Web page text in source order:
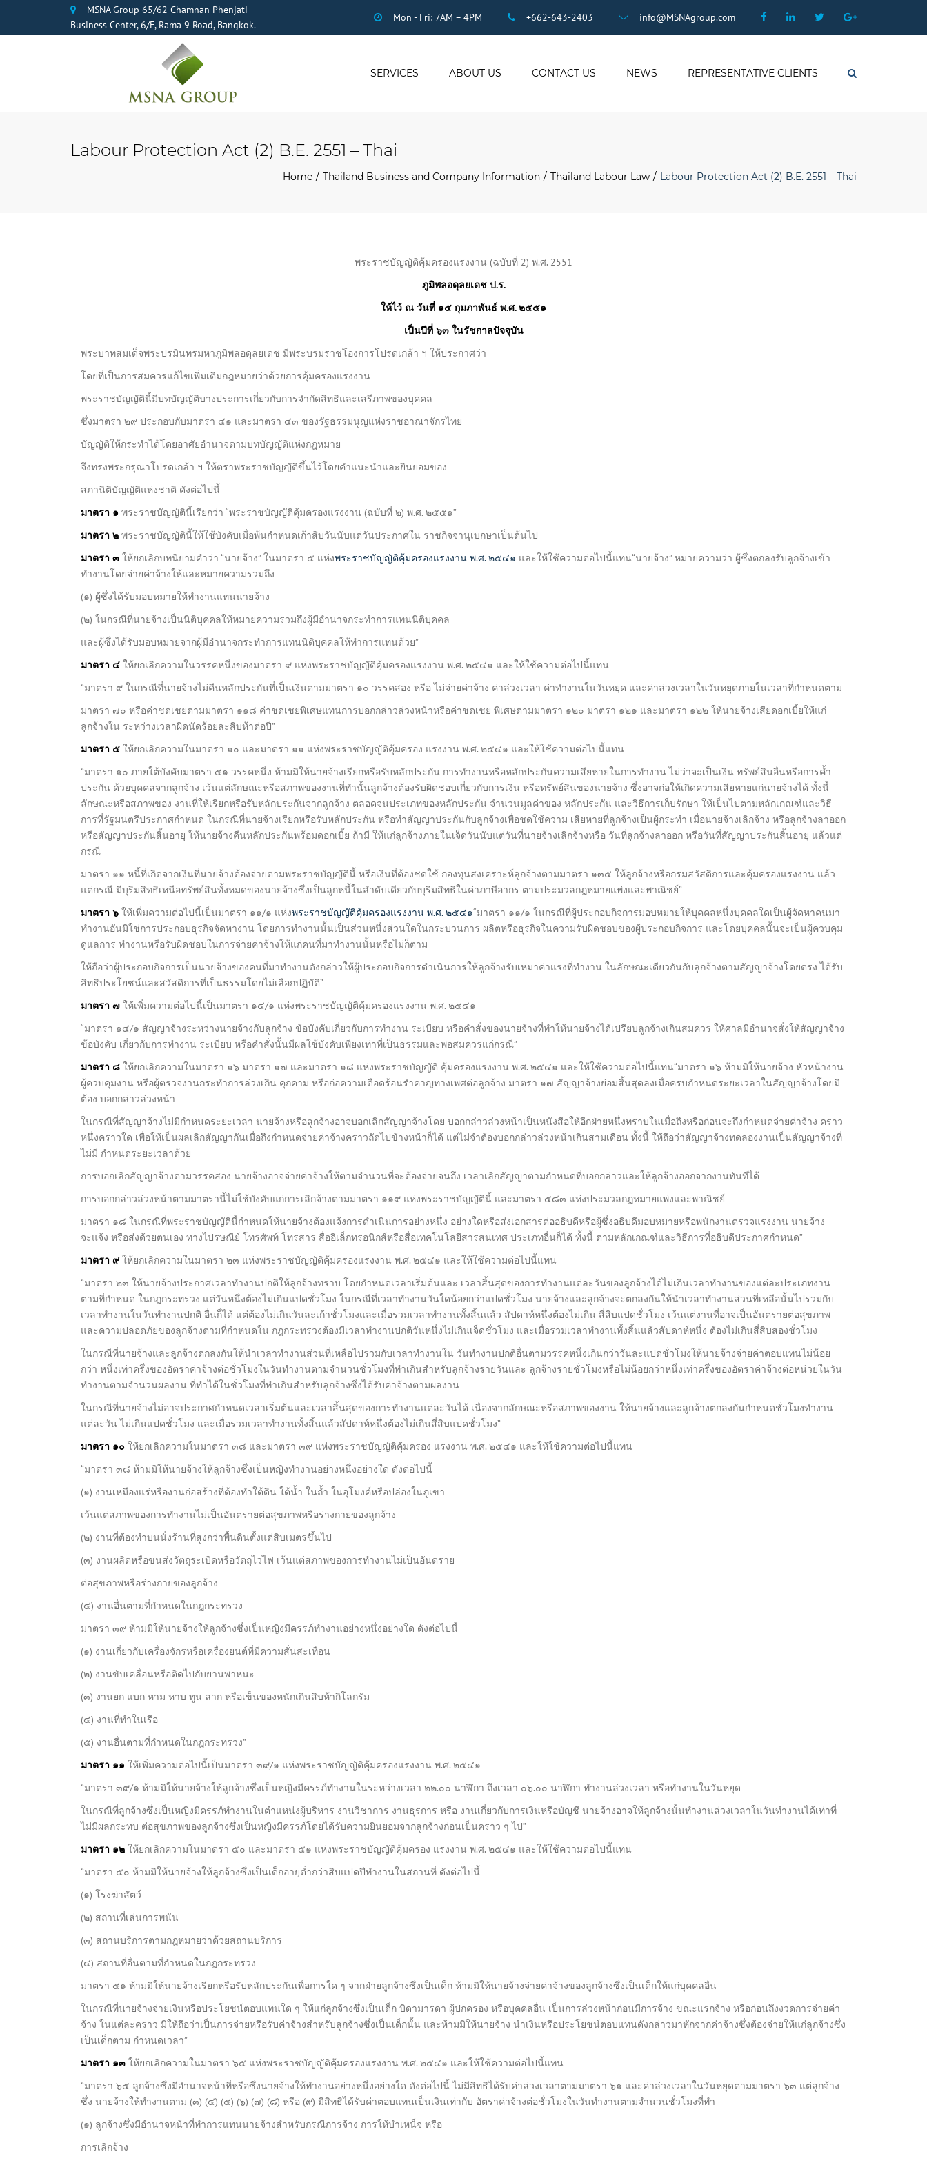
MSNA Group 65/62 Chamnan Phenjati
Business Center, 6/F, Rama 9 Road, Bangkok.
Mon - Fri: 7AM – 4PM +662-643-2403 info@MSNAgroup.com FacebookLinkedin TwitterGoogle
SERVICES
DUE DILIGENCE
REGISTRATION
STAFF OUTSOURCING
BOI COMPANY
ABOUT US CONTACT US NEWS REPRESENTATIVE CLIENTS
Labour Protection Act (2) B.E. 2551 – Thai
Home Thailand Business and Company Information Thailand Labour Law Labour Protection Act (2) B.E. 2551 – Thai
พระราชบัญญัติคุ้มครองแรงงาน (ฉบับที่ 2) พ.ศ. 2551
ภูมิพลอดุลยเดช ป.ร.
ให้ไว้ ณ วันที่ ๑๕ กุมภาพันธ์ พ.ศ. ๒๕๕๑
เป็นปีที่ ๖๓ ในรัชกาลปัจจุบัน
พระบาทสมเด็จพระปรมินทรมหาภูมิพลอดุลยเดช มีพระบรมราชโองการโปรดเกล้า ฯ ให้ประกาศว่า
โดยที่เป็นการสมควรแก้ไขเพิ่มเติมกฎหมายว่าด้วยการคุ้มครองแรงงาน
พระราชบัญญัตินี้มีบทบัญญัติบางประการเกี่ยวกับการจำกัดสิทธิและเสรีภาพของบุคคล
ซึ่งมาตรา ๒๙ ประกอบกับมาตรา ๔๑ และมาตรา ๔๓ ของรัฐธรรมนูญแห่งราชอาณาจักรไทย
บัญญัติให้กระทำได้โดยอาศัยอำนาจตามบทบัญญัติแห่งกฎหมาย
จึงทรงพระกรุณาโปรดเกล้า ฯ ให้ตราพระราชบัญญัติขึ้นไว้โดยคำแนะนำและยินยอมของ
สภานิติบัญญัติแห่งชาติ ดังต่อไปนี้
มาตรา ๑ พระราชบัญญัตินี้เรียกว่า “พระราชบัญญัติคุ้มครองแรงงาน (ฉบับที่ ๒) พ.ศ. ๒๕๕๑”
มาตรา ๒ พระราชบัญญัตินี้ให้ใช้บังคับเมื่อพ้นกำหนดเก้าสิบวันนับแต่วันประกาศใน ราชกิจจานุเบกษาเป็นต้นไป
มาตรา ๓ ให้ยกเลิกบทนิยามคำว่า “นายจ้าง” ในมาตรา ๕ แห่งพระราชบัญญัติคุ้มครองแรงงาน พ.ศ. ๒๕๔๑ และให้ใช้ความต่อไปนี้แทน“นายจ้าง” หมายความว่า ผู้ซึ่งตกลงรับลูกจ้างเข้า
ทำงานโดยจ่ายค่าจ้างให้และหมายความรวมถึง
(๑) ผู้ซึ่งได้รับมอบหมายให้ทำงานแทนนายจ้าง
(๒) ในกรณีที่นายจ้างเป็นนิติบุคคลให้หมายความรวมถึงผู้มีอำนาจกระทำการแทนนิติบุคคล
และผู้ซึ่งได้รับมอบหมายจากผู้มีอำนาจกระทำการแทนนิติบุคคลให้ทำการแทนด้วย”
มาตรา ๔ ให้ยกเลิกความในวรรคหนึ่งของมาตรา ๙ แห่งพระราชบัญญัติคุ้มครองแรงงาน พ.ศ. ๒๕๔๑ และให้ใช้ความต่อไปนี้แทน
“มาตรา ๙ ในกรณีที่นายจ้างไม่คืนหลักประกันที่เป็นเงินตามมาตรา ๑๐ วรรคสอง หรือ ไม่จ่ายค่าจ้าง ค่าล่วงเวลา ค่าทำงานในวันหยุด และค่าล่วงเวลาในวันหยุดภายในเวลาที่กำหนดตาม
มาตรา ๗๐ หรือค่าชดเชยตามมาตรา ๑๑๘ ค่าชดเชยพิเศษแทนการบอกกล่าวล่วงหน้าหรือค่าชดเชย พิเศษตามมาตรา ๑๒๐ มาตรา ๑๒๑ และมาตรา ๑๒๒ ให้นายจ้างเสียดอกเบี้ยให้แก่
ลูกจ้างใน ระหว่างเวลาผิดนัดร้อยละสิบห้าต่อปี”
มาตรา ๕ ให้ยกเลิกความในมาตรา ๑๐ และมาตรา ๑๑ แห่งพระราชบัญญัติคุ้มครอง แรงงาน พ.ศ. ๒๕๔๑ และให้ใช้ความต่อไปนี้แทน
“มาตรา ๑๐ ภายใต้บังคับมาตรา ๕๑ วรรคหนึ่ง ห้ามมิให้นายจ้างเรียกหรือรับหลักประกัน การทำงานหรือหลักประกันความเสียหายในการทำงาน ไม่ว่าจะเป็นเงิน ทรัพย์สินอื่นหรือการค้ำ
ประกัน ด้วยบุคคลจากลูกจ้าง เว้นแต่ลักษณะหรือสภาพของงานที่ทำนั้นลูกจ้างต้องรับผิดชอบเกี่ยวกับการเงิน หรือทรัพย์สินของนายจ้าง ซึ่งอาจก่อให้เกิดความเสียหายแก่นายจ้างได้ ทั้งนี้
ลักษณะหรือสภาพของ งานที่ให้เรียกหรือรับหลักประกันจากลูกจ้าง ตลอดจนประเภทของหลักประกัน จำนวนมูลค่าของ หลักประกัน และวิธีการเก็บรักษา ให้เป็นไปตามหลักเกณฑ์และวิธี
การที่รัฐมนตรีประกาศกำหนด ในกรณีที่นายจ้างเรียกหรือรับหลักประกัน หรือทำสัญญาประกันกับลูกจ้างเพื่อชดใช้ความ เสียหายที่ลูกจ้างเป็นผู้กระทำ เมื่อนายจ้างเลิกจ้าง หรือลูกจ้างลาออก
หรือสัญญาประกันสิ้นอายุ ให้นายจ้างคืนหลักประกันพร้อมดอกเบี้ย ถ้ามี ให้แก่ลูกจ้างภายในเจ็ดวันนับแต่วันที่นายจ้างเลิกจ้างหรือ วันที่ลูกจ้างลาออก หรือวันที่สัญญาประกันสิ้นอายุ แล้วแต่
กรณี
มาตรา ๑๑ หนี้ที่เกิดจากเงินที่นายจ้างต้องจ่ายตามพระราชบัญญัตินี้ หรือเงินที่ต้องชดใช้ กองทุนสงเคราะห์ลูกจ้างตามมาตรา ๑๓๕ ให้ลูกจ้างหรือกรมสวัสดิการและคุ้มครองแรงงาน แล้ว
แต่กรณี มีบุริมสิทธิเหนือทรัพย์สินทั้งหมดของนายจ้างซึ่งเป็นลูกหนี้ในลำดับเดียวกับบุริมสิทธิในค่าภาษีอากร ตามประมวลกฎหมายแพ่งและพาณิชย์”
มาตรา ๖ ให้เพิ่มความต่อไปนี้เป็นมาตรา ๑๑/๑ แห่งพระราชบัญญัติคุ้มครองแรงงาน พ.ศ. ๒๕๔๑“มาตรา ๑๑/๑ ในกรณีที่ผู้ประกอบกิจการมอบหมายให้บุคคลหนึ่งบุคคลใดเป็นผู้จัดหาคนมา
ทำงานอันมิใช่การประกอบธุรกิจจัดหางาน โดยการทำงานนั้นเป็นส่วนหนึ่งส่วนใดในกระบวนการ ผลิตหรือธุรกิจในความรับผิดชอบของผู้ประกอบกิจการ และโดยบุคคลนั้นจะเป็นผู้ควบคุม
ดูแลการ ทำงานหรือรับผิดชอบในการจ่ายค่าจ้างให้แก่คนที่มาทำงานนั้นหรือไม่ก็ตาม
ให้ถือว่าผู้ประกอบกิจการเป็นนายจ้างของคนที่มาทำงานดังกล่าวให้ผู้ประกอบกิจการดำเนินการให้ลูกจ้างรับเหมาค่าแรงที่ทำงาน ในลักษณะเดียวกันกับลูกจ้างตามสัญญาจ้างโดยตรง ได้รับ
สิทธิประโยชน์และสวัสดิการที่เป็นธรรมโดยไม่เลือกปฏิบัติ”
มาตรา ๗ ให้เพิ่มความต่อไปนี้เป็นมาตรา ๑๔/๑ แห่งพระราชบัญญัติคุ้มครองแรงงาน พ.ศ. ๒๕๔๑
“มาตรา ๑๔/๑ สัญญาจ้างระหว่างนายจ้างกับลูกจ้าง ข้อบังคับเกี่ยวกับการทำงาน ระเบียบ หรือคำสั่งของนายจ้างที่ทำให้นายจ้างได้เปรียบลูกจ้างเกินสมควร ให้ศาลมีอำนาจสั่งให้สัญญาจ้าง
ข้อบังคับ เกี่ยวกับการทำงาน ระเบียบ หรือคำสั่งนั้นมีผลใช้บังคับเพียงเท่าที่เป็นธรรมและพอสมควรแก่กรณี”
มาตรา ๘ ให้ยกเลิกความในมาตรา ๑๖ มาตรา ๑๗ และมาตรา ๑๘ แห่งพระราชบัญญัติ คุ้มครองแรงงาน พ.ศ. ๒๕๔๑ และให้ใช้ความต่อไปนี้แทน“มาตรา ๑๖ ห้ามมิให้นายจ้าง หัวหน้างาน
ผู้ควบคุมงาน หรือผู้ตรวจงานกระทำการล่วงเกิน คุกคาม หรือก่อความเดือดร้อนรำคาญทางเพศต่อลูกจ้าง มาตรา ๑๗ สัญญาจ้างย่อมสิ้นสุดลงเมื่อครบกำหนดระยะเวลาในสัญญาจ้างโดยมิ
ต้อง บอกกล่าวล่วงหน้า
ในกรณีที่สัญญาจ้างไม่มีกำหนดระยะเวลา นายจ้างหรือลูกจ้างอาจบอกเลิกสัญญาจ้างโดย บอกกล่าวล่วงหน้าเป็นหนังสือให้อีกฝ่ายหนึ่งทราบในเมื่อถึงหรือก่อนจะถึงกำหนดจ่ายค่าจ้าง คราว
หนึ่งคราวใด เพื่อให้เป็นผลเลิกสัญญากันเมื่อถึงกำหนดจ่ายค่าจ้างคราวถัดไปข้างหน้าก็ได้ แต่ไม่จำต้องบอกกล่าวล่วงหน้าเกินสามเดือน ทั้งนี้ ให้ถือว่าสัญญาจ้างทดลองงานเป็นสัญญาจ้างที่
ไม่มี กำหนดระยะเวลาด้วย
การบอกเลิกสัญญาจ้างตามวรรคสอง นายจ้างอาจจ่ายค่าจ้างให้ตามจำนวนที่จะต้องจ่ายจนถึง เวลาเลิกสัญญาตามกำหนดที่บอกกล่าวและให้ลูกจ้างออกจากงานทันทีได้
การบอกกล่าวล่วงหน้าตามมาตรานี้ไม่ใช้บังคับแก่การเลิกจ้างตามมาตรา ๑๑๙ แห่งพระราชบัญญัตินี้ และมาตรา ๕๘๓ แห่งประมวลกฎหมายแพ่งและพาณิชย์
มาตรา ๑๘ ในกรณีที่พระราชบัญญัตินี้กำหนดให้นายจ้างต้องแจ้งการดำเนินการอย่างหนึ่ง อย่างใดหรือส่งเอกสารต่ออธิบดีหรือผู้ซึ่งอธิบดีมอบหมายหรือพนักงานตรวจแรงงาน นายจ้าง
จะแจ้ง หรือส่งด้วยตนเอง ทางไปรษณีย์ โทรศัพท์ โทรสาร สื่ออิเล็กทรอนิกส์หรือสื่อเทคโนโลยีสารสนเทศ ประเภทอื่นก็ได้ ทั้งนี้ ตามหลักเกณฑ์และวิธีการที่อธิบดีประกาศกำหนด”
มาตรา ๙ ให้ยกเลิกความในมาตรา ๒๓ แห่งพระราชบัญญัติคุ้มครองแรงงาน พ.ศ. ๒๕๔๑ และให้ใช้ความต่อไปนี้แทน
“มาตรา ๒๓ ให้นายจ้างประกาศเวลาทำงานปกติให้ลูกจ้างทราบ โดยกำหนดเวลาเริ่มต้นและ เวลาสิ้นสุดของการทำงานแต่ละวันของลูกจ้างได้ไม่เกินเวลาทำงานของแต่ละประเภทงาน
ตามที่กำหนด ในกฎกระทรวง แต่วันหนึ่งต้องไม่เกินแปดชั่วโมง ในกรณีที่เวลาทำงานวันใดน้อยกว่าแปดชั่วโมง นายจ้างและลูกจ้างจะตกลงกันให้นำเวลาทำงานส่วนที่เหลือนั้นไปรวมกับ
เวลาทำงานในวันทำงานปกติ อื่นก็ได้ แต่ต้องไม่เกินวันละเก้าชั่วโมงและเมื่อรวมเวลาทำงานทั้งสิ้นแล้ว สัปดาห์หนึ่งต้องไม่เกิน สี่สิบแปดชั่วโมง เว้นแต่งานที่อาจเป็นอันตรายต่อสุขภาพ
และความปลอดภัยของลูกจ้างตามที่กำหนดใน กฎกระทรวงต้องมีเวลาทำงานปกติวันหนึ่งไม่เกินเจ็ดชั่วโมง และเมื่อรวมเวลาทำงานทั้งสิ้นแล้วสัปดาห์หนึ่ง ต้องไม่เกินสี่สิบสองชั่วโมง
ในกรณีที่นายจ้างและลูกจ้างตกลงกันให้นำเวลาทำงานส่วนที่เหลือไปรวมกับเวลาทำงานใน วันทำงานปกติอื่นตามวรรคหนึ่งเกินกว่าวันละแปดชั่วโมงให้นายจ้างจ่ายค่าตอบแทนไม่น้อย
กว่า หนึ่งเท่าครึ่งของอัตราค่าจ้างต่อชั่วโมงในวันทำงานตามจำนวนชั่วโมงที่ทำเกินสำหรับลูกจ้างรายวันและ ลูกจ้างรายชั่วโมงหรือไม่น้อยกว่าหนึ่งเท่าครึ่งของอัตราค่าจ้างต่อหน่วยในวัน
ทำงานตามจำนวนผลงาน ที่ทำได้ในชั่วโมงที่ทำเกินสำหรับลูกจ้างซึ่งได้รับค่าจ้างตามผลงาน
ในกรณีที่นายจ้างไม่อาจประกาศกำหนดเวลาเริ่มต้นและเวลาสิ้นสุดของการทำงานแต่ละวันได้ เนื่องจากลักษณะหรือสภาพของงาน ให้นายจ้างและลูกจ้างตกลงกันกำหนดชั่วโมงทำงาน
แต่ละวัน ไม่เกินแปดชั่วโมง และเมื่อรวมเวลาทำงานทั้งสิ้นแล้วสัปดาห์หนึ่งต้องไม่เกินสี่สิบแปดชั่วโมง”
มาตรา ๑๐ ให้ยกเลิกความในมาตรา ๓๘ และมาตรา ๓๙ แห่งพระราชบัญญัติคุ้มครอง แรงงาน พ.ศ. ๒๕๔๑ และให้ใช้ความต่อไปนี้แทน
“มาตรา ๓๘ ห้ามมิให้นายจ้างให้ลูกจ้างซึ่งเป็นหญิงทำงานอย่างหนึ่งอย่างใด ดังต่อไปนี้
(๑) งานเหมืองแร่หรืองานก่อสร้างที่ต้องทำใต้ดิน ใต้น้ำ ในถ้ำ ในอุโมงค์หรือปล่องในภูเขา
เว้นแต่สภาพของการทำงานไม่เป็นอันตรายต่อสุขภาพหรือร่างกายของลูกจ้าง
(๒) งานที่ต้องทำบนนั่งร้านที่สูงกว่าพื้นดินตั้งแต่สิบเมตรขึ้นไป
(๓) งานผลิตหรือขนส่งวัตถุระเบิดหรือวัตถุไวไฟ เว้นแต่สภาพของการทำงานไม่เป็นอันตราย
ต่อสุขภาพหรือร่างกายของลูกจ้าง
(๔) งานอื่นตามที่กำหนดในกฎกระทรวง
มาตรา ๓๙ ห้ามมิให้นายจ้างให้ลูกจ้างซึ่งเป็นหญิงมีครรภ์ทำงานอย่างหนึ่งอย่างใด ดังต่อไปนี้
(๑) งานเกี่ยวกับเครื่องจักรหรือเครื่องยนต์ที่มีความสั่นสะเทือน
(๒) งานขับเคลื่อนหรือติดไปกับยานพาหนะ
(๓) งานยก แบก หาม หาบ ทูน ลาก หรือเข็นของหนักเกินสิบห้ากิโลกรัม
(๔) งานที่ทำในเรือ
(๕) งานอื่นตามที่กำหนดในกฎกระทรวง”
มาตรา ๑๑ ให้เพิ่มความต่อไปนี้เป็นมาตรา ๓๙/๑ แห่งพระราชบัญญัติคุ้มครองแรงงาน พ.ศ. ๒๕๔๑
“มาตรา ๓๙/๑ ห้ามมิให้นายจ้างให้ลูกจ้างซึ่งเป็นหญิงมีครรภ์ทำงานในระหว่างเวลา ๒๒.๐๐ นาฬิกา ถึงเวลา ๐๖.๐๐ นาฬิกา ทำงานล่วงเวลา หรือทำงานในวันหยุด
ในกรณีที่ลูกจ้างซึ่งเป็นหญิงมีครรภ์ทำงานในตำแหน่งผู้บริหาร งานวิชาการ งานธุรการ หรือ งานเกี่ยวกับการเงินหรือบัญชี นายจ้างอาจให้ลูกจ้างนั้นทำงานล่วงเวลาในวันทำงานได้เท่าที่
ไม่มีผลกระทบ ต่อสุขภาพของลูกจ้างซึ่งเป็นหญิงมีครรภ์โดยได้รับความยินยอมจากลูกจ้างก่อนเป็นคราว ๆ ไป”
มาตรา ๑๒ ให้ยกเลิกความในมาตรา ๕๐ และมาตรา ๕๑ แห่งพระราชบัญญัติคุ้มครอง แรงงาน พ.ศ. ๒๕๔๑ และให้ใช้ความต่อไปนี้แทน
“มาตรา ๕๐ ห้ามมิให้นายจ้างให้ลูกจ้างซึ่งเป็นเด็กอายุต่ำกว่าสิบแปดปีทำงานในสถานที่ ดังต่อไปนี้
(๑) โรงฆ่าสัตว์
(๒) สถานที่เล่นการพนัน
(๓) สถานบริการตามกฎหมายว่าด้วยสถานบริการ
(๔) สถานที่อื่นตามที่กำหนดในกฎกระทรวง
มาตรา ๕๑ ห้ามมิให้นายจ้างเรียกหรือรับหลักประกันเพื่อการใด ๆ จากฝ่ายลูกจ้างซึ่งเป็นเด็ก ห้ามมิให้นายจ้างจ่ายค่าจ้างของลูกจ้างซึ่งเป็นเด็กให้แก่บุคคลอื่น
ในกรณีที่นายจ้างจ่ายเงินหรือประโยชน์ตอบแทนใด ๆ ให้แก่ลูกจ้างซึ่งเป็นเด็ก บิดามารดา ผู้ปกครอง หรือบุคคลอื่น เป็นการล่วงหน้าก่อนมีการจ้าง ขณะแรกจ้าง หรือก่อนถึงงวดการจ่ายค่า
จ้าง ในแต่ละคราว มิให้ถือว่าเป็นการจ่ายหรือรับค่าจ้างสำหรับลูกจ้างซึ่งเป็นเด็กนั้น และห้ามมิให้นายจ้าง นำเงินหรือประโยชน์ตอบแทนดังกล่าวมาหักจากค่าจ้างซึ่งต้องจ่ายให้แก่ลูกจ้างซึ่ง
เป็นเด็กตาม กำหนดเวลา”
มาตรา ๑๓ ให้ยกเลิกความในมาตรา ๖๕ แห่งพระราชบัญญัติคุ้มครองแรงงาน พ.ศ. ๒๕๔๑ และให้ใช้ความต่อไปนี้แทน
“มาตรา ๖๕ ลูกจ้างซึ่งมีอำนาจหน้าที่หรือซึ่งนายจ้างให้ทำงานอย่างหนึ่งอย่างใด ดังต่อไปนี้ ไม่มีสิทธิได้รับค่าล่วงเวลาตามมาตรา ๖๑ และค่าล่วงเวลาในวันหยุดตามมาตรา ๖๓ แต่ลูกจ้าง
ซึ่ง นายจ้างให้ทำงานตาม (๓) (๔) (๕) (๖) (๗) (๘) หรือ (๙) มีสิทธิได้รับค่าตอบแทนเป็นเงินเท่ากับ อัตราค่าจ้างต่อชั่วโมงในวันทำงานตามจำนวนชั่วโมงที่ทำ
(๑) ลูกจ้างซึ่งมีอำนาจหน้าที่ทำการแทนนายจ้างสำหรับกรณีการจ้าง การให้บำเหน็จ หรือ
การเลิกจ้าง